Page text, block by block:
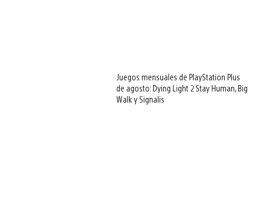
Juegos mensuales de PlayStation Plus
de agosto: Dying Light 2 Stay Human, Big
Walk y Signalis